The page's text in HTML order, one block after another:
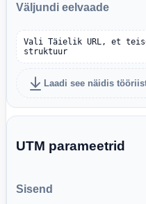
Väljundi eelvaade
Vali Täielik URL, et
struktuur
Laadi see näidis
UTM parameetrid
Sisend